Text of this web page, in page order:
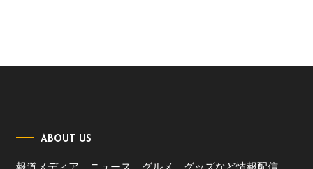
ABOUT US